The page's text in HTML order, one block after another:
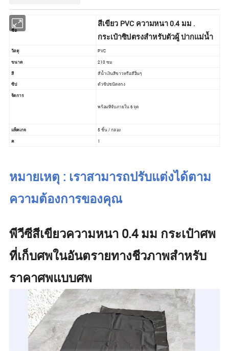
ชื่อ
สีเขียว PVC ความหนา 0.4 มม .
กระเป๋าซิปตรงสำหรับตัวผู้ ปากแม่น้ำ
วัสดุ PVC
ขนาด
210 ซม
สี
สีน้ำเงินสีขาวหรือสีอื่นๆ
ซิป
ตัวซิปชนิดตรง
จัดการ
พร้อมที่จับภายใน 6 จุด
แพ็คเกจ
5 ชิ้น / กล่อง
ค
1
หมายเหตุ : เราสามารถปรับแต่งได้ตาม
ความต้องการของคุณ
พีวีซีสีเขียวความหนา 0.4 มม กระเป๋าศพ
ที่เก็บศพในอันตรายทางชีวภาพสำหรับ
ราคาศพแบบศพ